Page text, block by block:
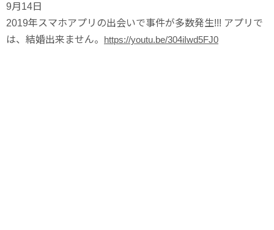
9月14日
2019年スマホアプリの出会いで事件が多数発生!!! アプリで
は、結婚出来ません。 https://youtu.be/304iIwd5FJ0